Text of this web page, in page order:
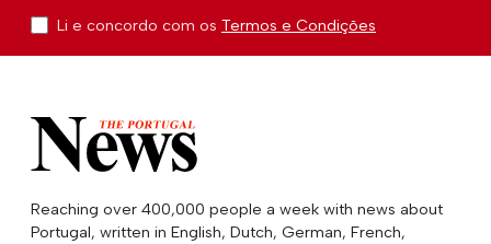
Li e concordo com os Termos e Condições
Reaching over 400,000 people a week with news about
Portugal, written in English, Dutch, German, French,